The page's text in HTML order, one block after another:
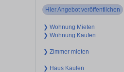
Hier Angebot veröffentlichen
❯ Wohnung Mieten
❯ Wohnung Kaufen
❯ Zimmer mieten
❯ Haus Kaufen